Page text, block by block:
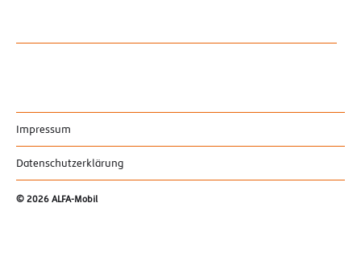
Impressum
Datenschutzerklärung
© 2026 ALFA-Mobil